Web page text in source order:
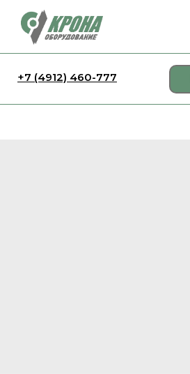
+7 (4912) 460-777